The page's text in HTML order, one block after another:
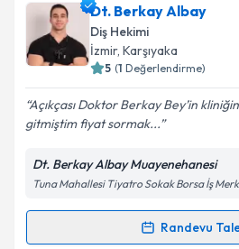
Dt. M. Enes Boyraziçin
oluşturun. Size bu uzmandan
takvim hazırlandığında e-
Kişisel verilerimin
Metni'ni okudum ve kişisel
kapsamda işlenmesini
Dt. Berkay Albay
Diş Hekimi
İzmir, Karşıyaka
5 (1 Değerlendirme)
Açıkçası Doktor Berkay Bey’in
gitmiştim fiyat sormak...
Dt. Berkay Albay Muayenehanesi
Tuna Mahallesi Tiyatro Sokak Borsa İş
Randevu
Randevu Takvimi Talebi